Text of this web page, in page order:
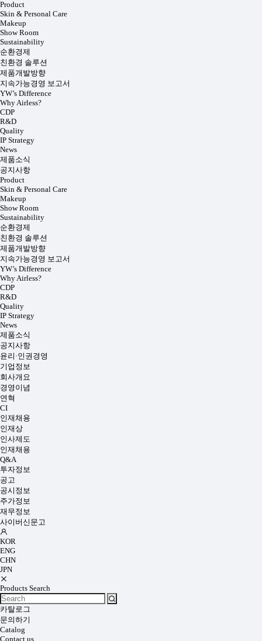
Product
Skin & Personal Care
Makeup
Show Room
Sustainability
순환경제
친환경 솔루션
제품개발방향
지속가능경영 보고서
YW’s Difference
Why Airless?
CDP
R&D
Quality
IP Strategy
News
제품소식
공지사항
Product
Skin & Personal Care
Makeup
Show Room
Sustainability
순환경제
친환경 솔루션
제품개발방향
지속가능경영 보고서
YW’s Difference
Why Airless?
CDP
R&D
Quality
IP Strategy
News
제품소식
공지사항
윤리·인권경영
기업정보
회사개요
경영이념
연혁
CI
인재채용
인재상
인사제도
인재채용
Q&A
투자정보
공고
공시정보
주가정보
재무정보
사이버신문고
KOR
ENG
CHN
JPN
Products Search
카탈로그
문의하기
Catalog
Contact us